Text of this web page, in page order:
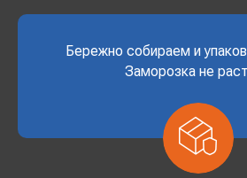
Бережно собираем и
Заморозка не